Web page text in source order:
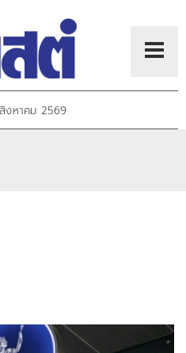
งหาคม 2569